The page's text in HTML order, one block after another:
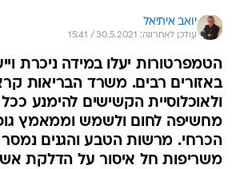
יואב איתיאל
עודכן לאחרונה: 30.5.2021 / 15:41
הטמפרטורות יעלו במידה ניכרת
באזורים רבים. משרד הבריאות
ולאוכלוסיית הקשישים להימנע
מחשיפה לחום ולשמש וממאמץ
הכרחי. מרשות הטבע והגנים
משריפות חל איסור על הדלקת